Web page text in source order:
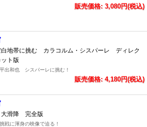
販売価格: 3,080円(税込)
白地帯に挑む カラコルム・シスパーレ ディレク
ト版
出和也 シスパーレに挑む！
販売価格: 4,180円(税込)
滑降 完全版
戦に渾身の映像で迫る！